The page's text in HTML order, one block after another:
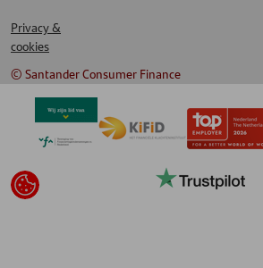
Privacy &
cookies
© Santander Consumer Finance